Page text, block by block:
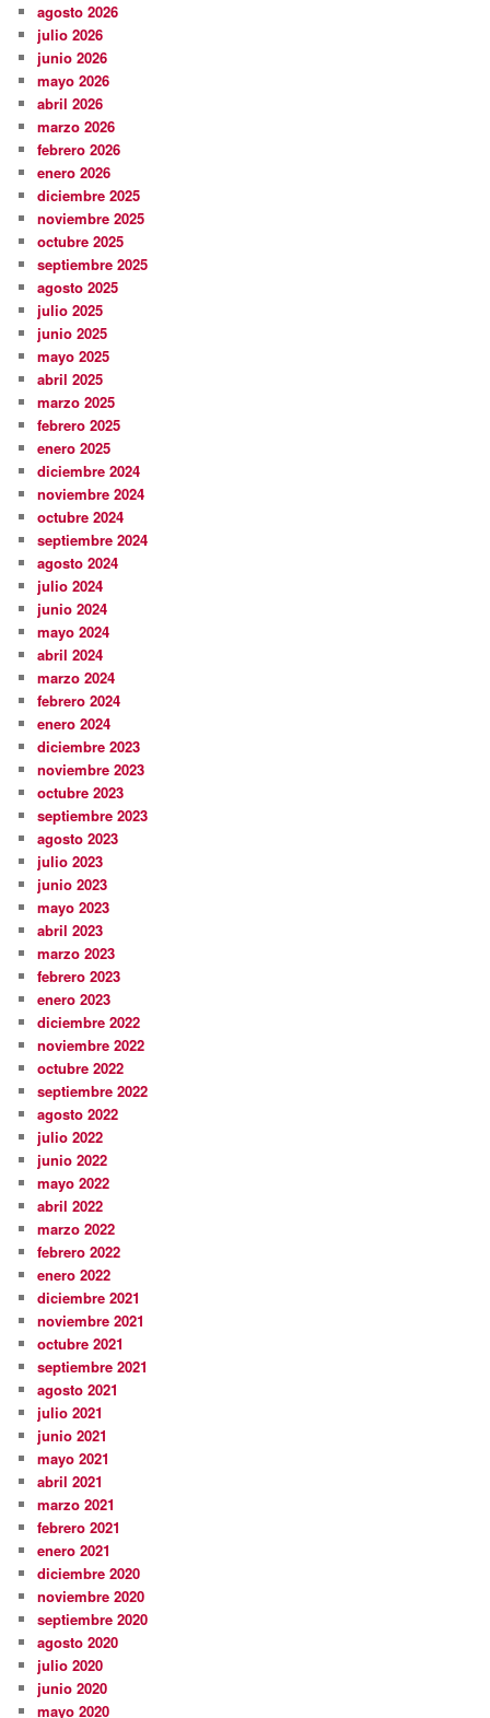
agosto 2026
julio 2026
junio 2026
mayo 2026
abril 2026
marzo 2026
febrero 2026
enero 2026
diciembre 2025
noviembre 2025
octubre 2025
septiembre 2025
agosto 2025
julio 2025
junio 2025
mayo 2025
abril 2025
marzo 2025
febrero 2025
enero 2025
diciembre 2024
noviembre 2024
octubre 2024
septiembre 2024
agosto 2024
julio 2024
junio 2024
mayo 2024
abril 2024
marzo 2024
febrero 2024
enero 2024
diciembre 2023
noviembre 2023
octubre 2023
septiembre 2023
agosto 2023
julio 2023
junio 2023
mayo 2023
abril 2023
marzo 2023
febrero 2023
enero 2023
diciembre 2022
noviembre 2022
octubre 2022
septiembre 2022
agosto 2022
julio 2022
junio 2022
mayo 2022
abril 2022
marzo 2022
febrero 2022
enero 2022
diciembre 2021
noviembre 2021
octubre 2021
septiembre 2021
agosto 2021
julio 2021
junio 2021
mayo 2021
abril 2021
marzo 2021
febrero 2021
enero 2021
diciembre 2020
noviembre 2020
septiembre 2020
agosto 2020
julio 2020
junio 2020
mayo 2020